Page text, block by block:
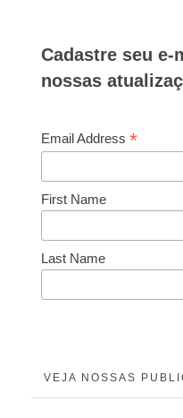
Cadastre seu e-
nossas
Email Address*
First Name
Last Name
VEJA NOSSAS